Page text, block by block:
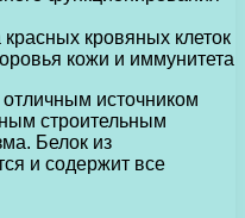
кровяных клеток
кожи и иммунитета
источником
строительным
Белок из
и содержит все